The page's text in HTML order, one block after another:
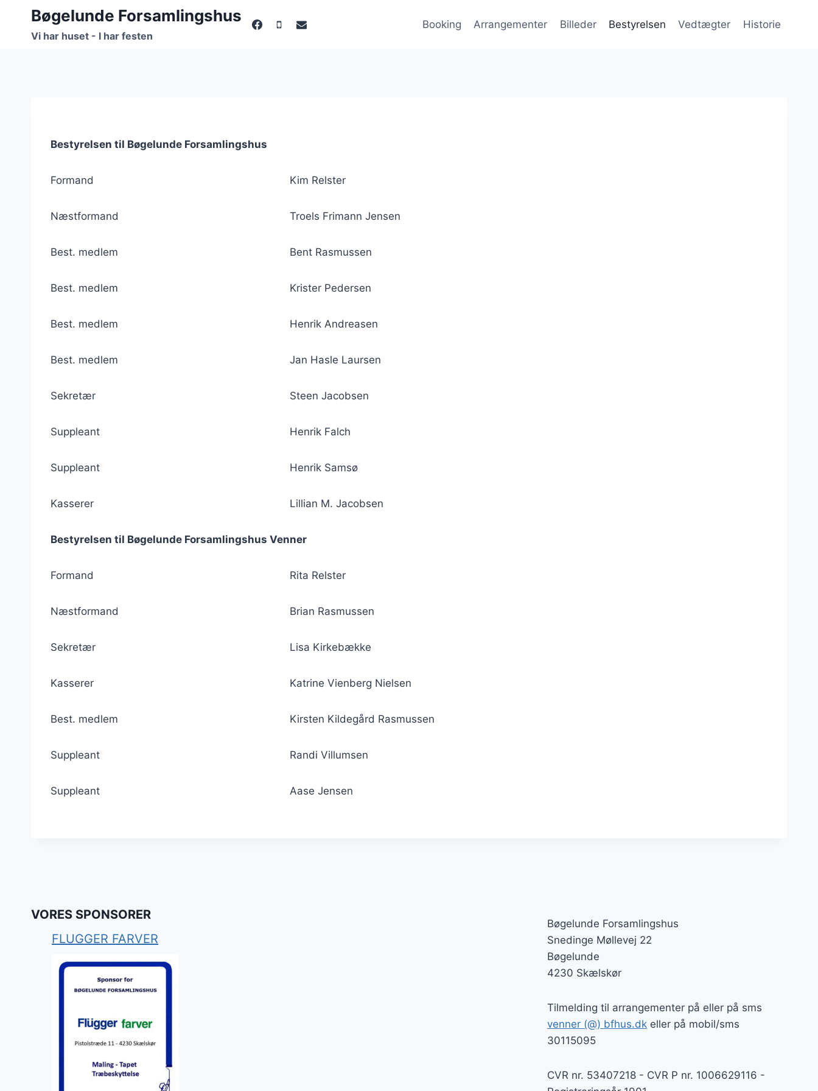
Fortsæt
indhold
Bøgelunde Forsamlingshus
Vi har huset - I har festen
Booking Arrangementer Billeder Bestyrelsen Vedtægter Historie
Bestyrelsen til Bøgelunde Forsamlingshus
Formand Kim Relster
Næstformand Troels Frimann Jensen
Best. medlem Bent Rasmussen
Best. medlem Krister Pedersen
Best. medlem Henrik Andreasen
Best. medlem Jan Hasle Laursen
Sekretær Steen Jacobsen
Suppleant Henrik Falch
Suppleant Henrik Samsø
Kasserer Lillian M. Jacobsen
Bestyrelsen til Bøgelunde Forsamlingshus Venner
Formand Rita Relster
Næstformand Brian Rasmussen
Sekretær Lisa Kirkebække
Kasserer Katrine Vienberg Nielsen
Best. medlem Kirsten Kildegård Rasmussen
Suppleant Randi Villumsen
Suppleant Aase Jensen
VORES SPONSORER
FLUGGER FARVER
Bøgelunde Forsamlingshus
Snedinge Møllevej 22
Bøgelunde
4230 Skælskør
Tilmelding til arrangementer på eller på sms
venner (@) bfhus.dk eller på mobil/sms
30115095
CVR nr. 53407218 - CVR P nr. 1006629116 -